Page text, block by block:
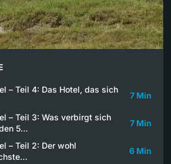
– Teil 4: Das Hotel, das sich
7 Min
– Teil 3: Was verbirgt sich
5…
7 Min
– Teil 2: Der wohl
6 Min